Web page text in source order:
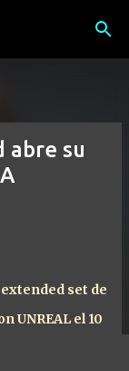
abre su
set de
UNREAL el 10